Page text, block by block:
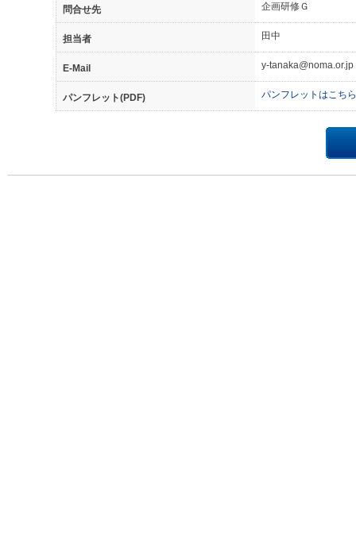
問合せ先 企画研修Ｇ
担当者 田中
E-Mail y-tanaka@noma.or.jp
パンフレット(PDF) パンフレットはこち